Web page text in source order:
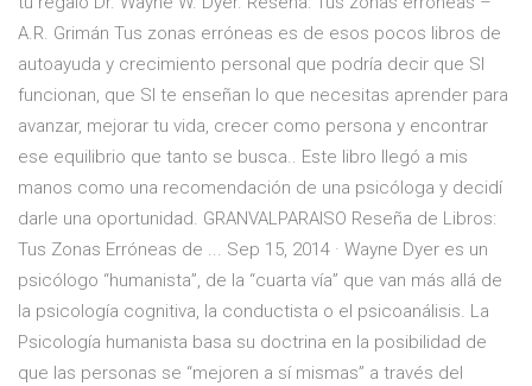
A.R. Grimán Tus zonas erróneas es de esos pocos libros de
autoayuda y crecimiento personal que podría decir que SI
funcionan, que SI te enseñan lo que necesitas aprender para
avanzar, mejorar tu vida, crecer como persona y encontrar
ese equilibrio que tanto se busca.. Este libro llegó a mis
manos como una recomendación de una psicóloga y decidí
darle una oportunidad. GRANVALPARAISO Reseña de Libros:
Tus Zonas Erróneas de ... Sep 15, 2014 · Wayne Dyer es un
psicólogo “humanista”, de la “cuarta vía” que van más allá de
la psicología cognitiva, la conductista o el psicoanálisis. La
Psicología humanista basa su doctrina en la posibilidad de
que las personas se “mejoren a sí mismas” a través del